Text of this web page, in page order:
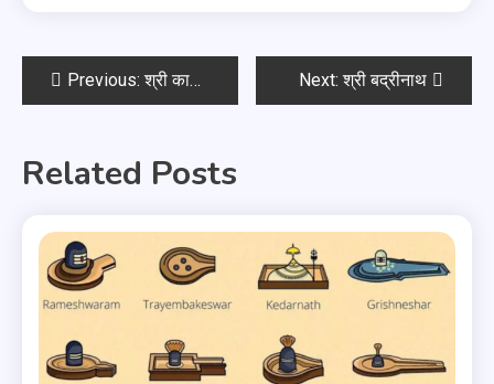
Previous: श्री काशी विश्वनाथ Next: श्री बद्रीनाथ
Related Posts